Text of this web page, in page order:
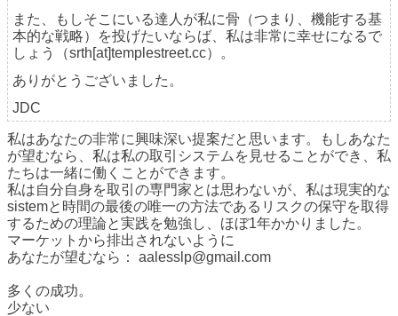
また、もしそこにいる達人が私に骨（つまり、機能する基
本的な戦略）を投げたいならば、私は非常に幸せになるで
しょう（srth[at]templestreet.cc）。
ありがとうございました。
JDC
私はあなたの非常に興味深い提案だと思います。もしあなた
が望むなら、私は私の取引システムを見せることができ、私
たちは一緒に働くことができます。
私は自分自身を取引の専門家とは思わないが、私は現実的な
sistemと時間の最後の唯一の方法であるリスクの保守を取得
するための理論と実践を勉強し、ほぼ1年かかりました。
マーケットから排出されないように
あなたが望むなら： aalesslp@gmail.com
多くの成功。
少ない